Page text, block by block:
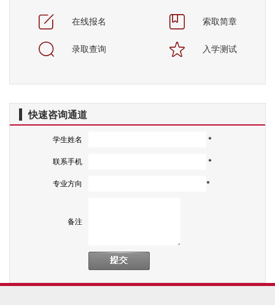
在线报名 索取简章
录取查询 入学测试
快速咨询通道
学生姓名 *
联系手机 *
专业方向 *
备注